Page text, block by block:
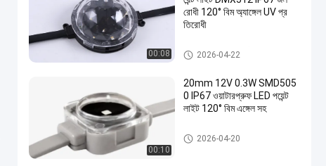
00:08
রোধী 120° বিম অ্যাঙ্গেল UV প্র
তিরোধী
এলইডি পয়েন্ট লাইট সোর্স
2026-04-22
00:10
20mm 12V 0.3W SMD505
0 IP67 ওয়াটারপ্রুফ LED পয়েন্ট
লাইট 120° বিম এঙ্গেল সহ
LED পয়েন্ট হাল্কা
2026-04-20